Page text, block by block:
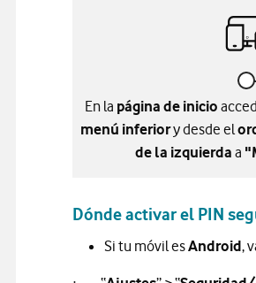
En la página de inicio
menú inferiory desde el
de la izquierda a
Dónde activar el PIN
Si tu móvil esAndroid,